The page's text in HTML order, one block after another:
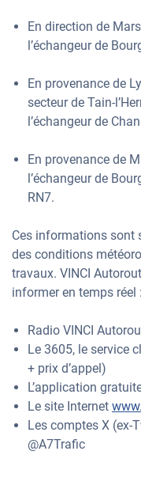
En direction de
l’échangeur de
En provenance de
secteur de Tain-
l’échangeur de
En provenance de
l’échangeur de
RN7.
Ces informations sont
des conditions
travaux. VINCI
informer en temps réel :
Radio VINCI
Le 3605, le service
+ prix d’appel)
L’application
Le site Internet
Les comptes X (ex-
@A7Trafic